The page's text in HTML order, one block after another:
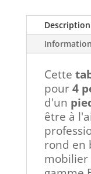
Description
Cette
pour4
d'un
être à
rond en
mobilier